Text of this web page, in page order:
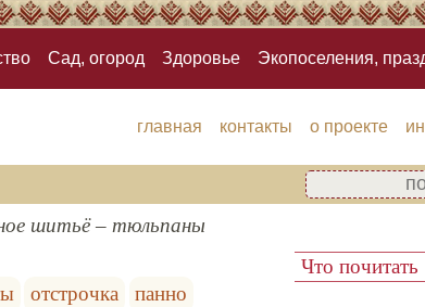
Сад, огород Здоровье Экопоселения,
главная контакты о проекте
шитьё – тюльпаны
отстрочка панно
Что почитать